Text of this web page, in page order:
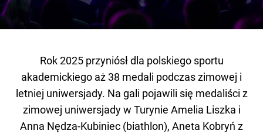
Rok 2025 przyniósł dla polskiego sportu
akademickiego aż 38 medali podczas zimowej i
letniej uniwersjady. Na gali pojawili się medaliści z
zimowej uniwersjady w Turynie Amelia Liszka i
Anna Nędza-Kubiniec (biathlon), Aneta Kobryń z